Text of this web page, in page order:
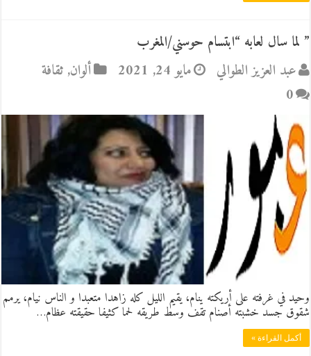
” لما سال لعابه “ابتسام حوسني/المغرب
عبد العزيز الطوالي
مايو 24, 2021 ألوان,ثقافة
0
وحيد في غرفته على أريكته ينام، يقيم الليل كله زاهدا متعبدا و الناس نيام، يرمم
شقوق جسد خشبته أصنام تقف وسط طريقه لحما كثيفا حقيقته عظام…
أكمل القراءة »